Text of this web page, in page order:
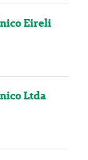
Eireli
Ltda